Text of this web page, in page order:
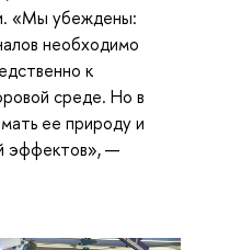
«Мы убеждены:
необходимо
к
среде. Но в
ее природу и
эффектов», —